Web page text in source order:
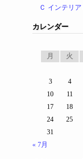
Ｃ インテリア
カレンダー
月
火
3
4
10
11
17
18
24
25
31
« 7月